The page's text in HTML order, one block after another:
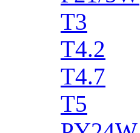
T3
T4.2
T4.7
T5